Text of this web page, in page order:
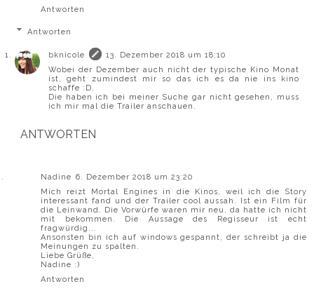
Antworten
Antworten
bknicole
13. Dezember 2018 um 18:10
Wobei der Dezember auch nicht der typische Kino Monat
ist, geht zumindest mir so das ich es da nie ins kino
schaffe :D.
Die haben ich bei meiner Suche gar nicht gesehen, muss
ich mir mal die Trailer anschauen.
ANTWORTEN
Nadine 6. Dezember 2018 um 23:20
Mich reizt Mortal Engines in die Kinos, weil ich die Story
interessant fand und der Trailer cool aussah. Ist ein Film für
die Leinwand. Die Vorwürfe waren mir neu, da hatte ich nicht
mit bekommen. Die Aussage des Regisseur ist echt
fragwürdig...
Ansonsten bin ich auf windows gespannt, der schreibt ja die
Meinungen zu spalten.
Liebe Grüße,
Nadine :)
Antworten